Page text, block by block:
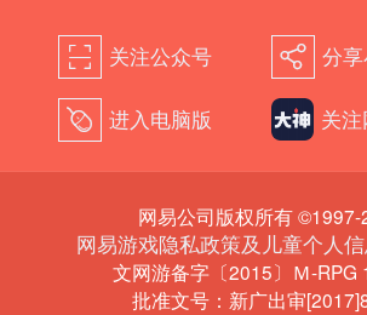
򰀁 关注公众号 򰀂 分
򰀄 进入电脑版 关
网易公司版权所有 ©1997-
网易游戏隐私政策及儿童个人
文网游备字〔2015〕Ｍ-RPG
批准文号：新广出审